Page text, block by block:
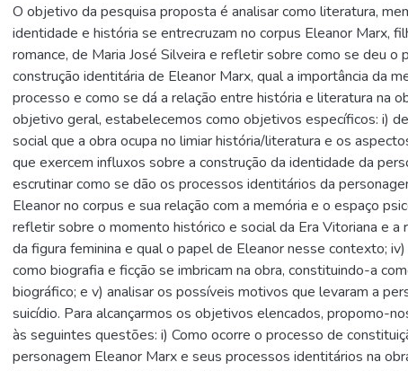
O objetivo da pesquisa proposta é analisar como literatura,
identidade e história se entrecruzam no corpus Eleanor Marx,
romance, de Maria José Silveira e refletir sobre como se deu o
construção identitária de Eleanor Marx, qual a importância da
processo e como se dá a relação entre história e literatura na
objetivo geral, estabelecemos como objetivos específicos: i)
social que a obra ocupa no limiar história/literatura e os
que exercem influxos sobre a construção da identidade da
escrutinar como se dão os processos identitários da
Eleanor no corpus e sua relação com a memória e o espaço
refletir sobre o momento histórico e social da Era Vitoriana e a
da figura feminina e qual o papel de Eleanor nesse contexto;
como biografia e ficção se imbricam na obra, constituindo-a
biográfico; e v) analisar os possíveis motivos que levaram a
suicídio. Para alcançarmos os objetivos elencados, propomo-
às seguintes questões: i) Como ocorre o processo de
personagem Eleanor Marx e seus processos identitários na